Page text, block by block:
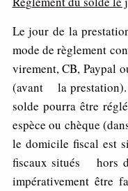
Le jour de la
mode de règlement
virement, CB, Paypal
(avant la prestation).
solde pourra être
espèce ou chèque
le domicile fiscal est
fiscaux situés hors
impérativement être